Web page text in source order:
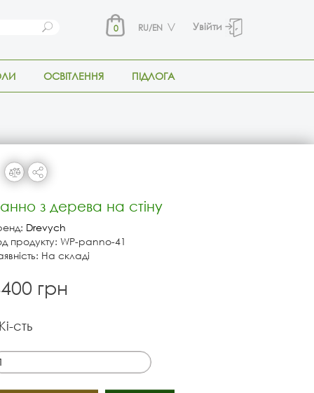
0 RU/EN Увійти
ОСВІТЛЕННЯ ПІДЛОГА
з дерева на стіну
Drevych
продукту: WP-panno-41
На складі
грн
сть